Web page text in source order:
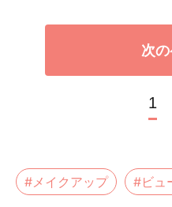
次
1
#メイクアップ #ビュ